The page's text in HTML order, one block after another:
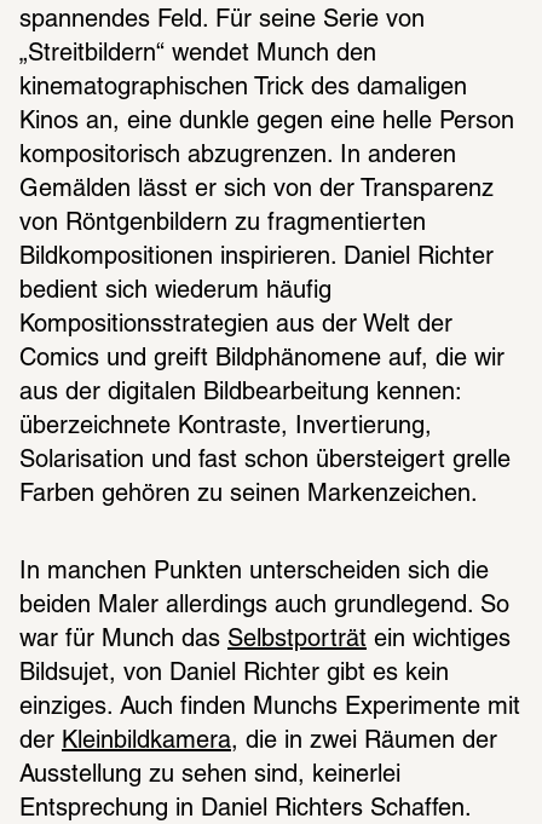
spannendes Feld. Für seine Serie von
„Streitbildern“ wendet Munch den
kinematographischen Trick des damaligen
Kinos an, eine dunkle gegen eine helle Person
kompositorisch abzugrenzen. In anderen
Gemälden lässt er sich von der Transparenz
von Röntgenbildern zu fragmentierten
Bildkompositionen inspirieren. Daniel Richter
bedient sich wiederum häufig
Kompositionsstrategien aus der Welt der
Comics und greift Bildphänomene auf, die wir
aus der digitalen Bildbearbeitung kennen:
überzeichnete Kontraste, Invertierung,
Solarisation und fast schon übersteigert grelle
Farben gehören zu seinen Markenzeichen.
In manchen Punkten unterscheiden sich die
beiden Maler allerdings auch grundlegend. So
war für Munch das Selbstporträt ein wichtiges
Bildsujet, von Daniel Richter gibt es kein
einziges. Auch finden Munchs Experimente mit
der Kleinbildkamera, die in zwei Räumen der
Ausstellung zu sehen sind, keinerlei
Entsprechung in Daniel Richters Schaffen.